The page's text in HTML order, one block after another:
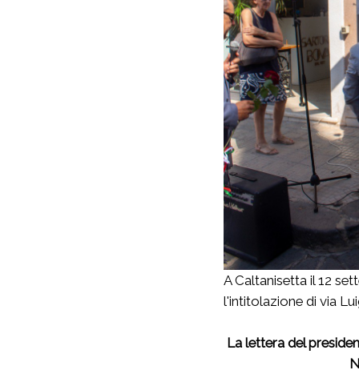
A Caltanisetta il 12
l'intitolazione di via
La lettera del